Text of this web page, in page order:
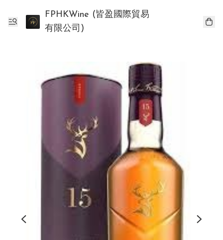
FPHKWine (皆盈國際貿易
有限公司)